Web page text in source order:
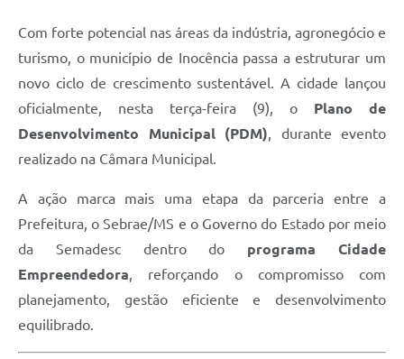
Com forte potencial nas áreas da indústria, agronegócio e
turismo, o município de Inocência passa a estruturar um
novo ciclo de crescimento sustentável. A cidade lançou
oficialmente, nesta terça-feira (9), o Plano de
Desenvolvimento Municipal (PDM) , durante evento
realizado na Câmara Municipal.
A ação marca mais uma etapa da parceria entre a
Prefeitura, o Sebrae/MS e o Governo do Estado por meio
da Semadesc dentro do programa Cidade
Empreendedora , reforçando o compromisso com
planejamento, gestão eficiente e desenvolvimento
equilibrado.